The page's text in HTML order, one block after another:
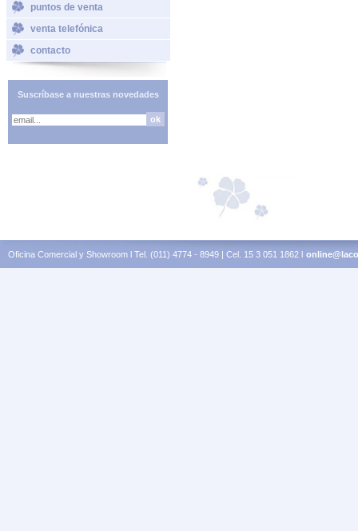
puntos de venta
venta telefónica
contacto
Suscríbase a nuestras novedades
Oficina Comercial y Showroom l Tel. (011) 4774 - 8949 | Cel. 15 3 051 1862 l